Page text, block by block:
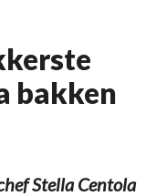
bakken
Stella Centola